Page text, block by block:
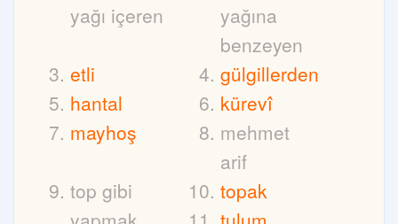
yağı içeren
yağına
benzeyen
etli
gülgillerden
hantal
kürevî
mayhoş
mehmet
arif
top gibi
topak